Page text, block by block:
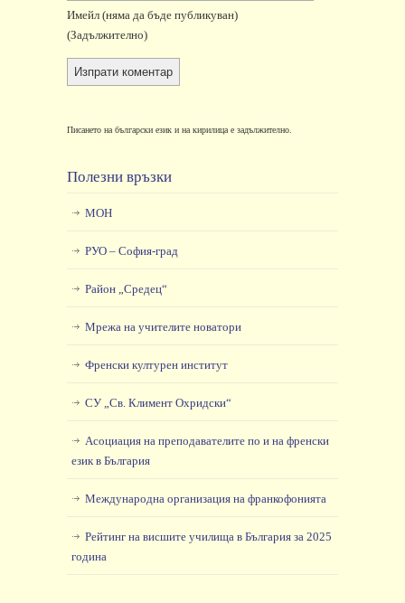
Имейл (няма да бъде публикуван)
(задължително)
Писането на български език и на кирилица е задължително.
Полезни връзки
МОН
РУО – София-град
Район „Средец“
Мрежа на учителите новатори
Френски културен институт
СУ „Св. Климент Охридски“
Асоциация на преподавателите по и на френски
език в България
Международна организация на франкофонията
Рейтинг на висшите училища в България за 2025
година